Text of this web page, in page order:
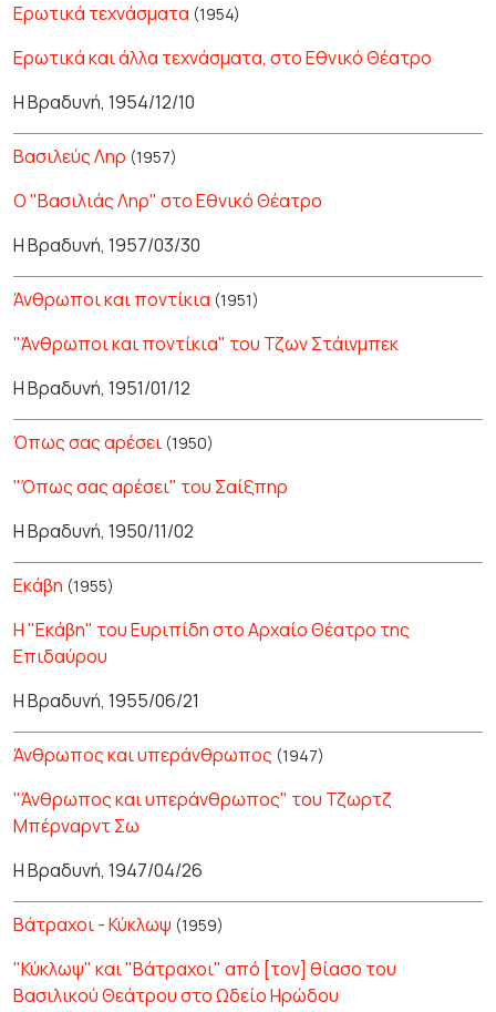
Ερωτικά τεχνάσματα (1954)
Ερωτικά και άλλα τεχνάσματα, στο Εθνικό Θέατρο
Η Βραδυνή, 1954/12/10
Βασιλεύς Ληρ (1957)
Ο "Βασιλιάς Ληρ" στο Εθνικό Θέατρο
Η Βραδυνή, 1957/03/30
Άνθρωποι και ποντίκια (1951)
"Άνθρωποι και ποντίκια" του Τζων Στάινμπεκ
Η Βραδυνή, 1951/01/12
Όπως σας αρέσει (1950)
"Όπως σας αρέσει" του Σαίξπηρ
Η Βραδυνή, 1950/11/02
Εκάβη (1955)
Η "Εκάβη" του Ευριπίδη στο Αρχαίο Θέατρο της
Επιδαύρου
Η Βραδυνή, 1955/06/21
Άνθρωπος και υπεράνθρωπος (1947)
"Άνθρωπος και υπεράνθρωπος" του Τζωρτζ
Μπέρναρντ Σω
Η Βραδυνή, 1947/04/26
Βάτραχοι - Κύκλωψ (1959)
"Κύκλωψ" και "Βάτραχοι" από [τον] θίασο του
Βασιλικού Θεάτρου στο Ωδείο Ηρώδου